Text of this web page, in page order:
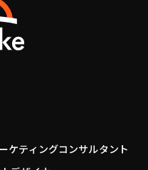
ケティングコンサルタント